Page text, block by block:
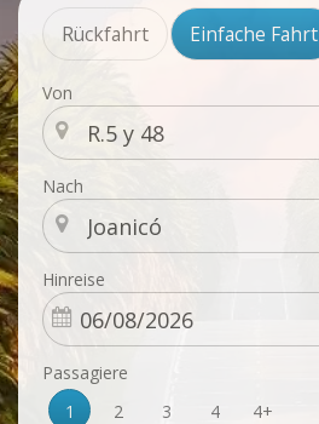
Rückfahrt Einfache Fahrt
Von
Nach
Hinreise
Passagiere
1
2 3 4 4+